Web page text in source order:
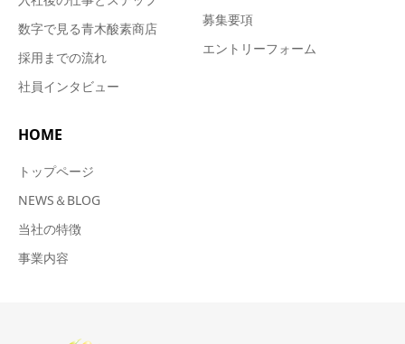
数字で見る青木酸素商店
採用までの流れ
社員インタビュー
募集要項
エントリーフォーム
HOME
トップページ
NEWS＆BLOG
当社の特徴
事業内容